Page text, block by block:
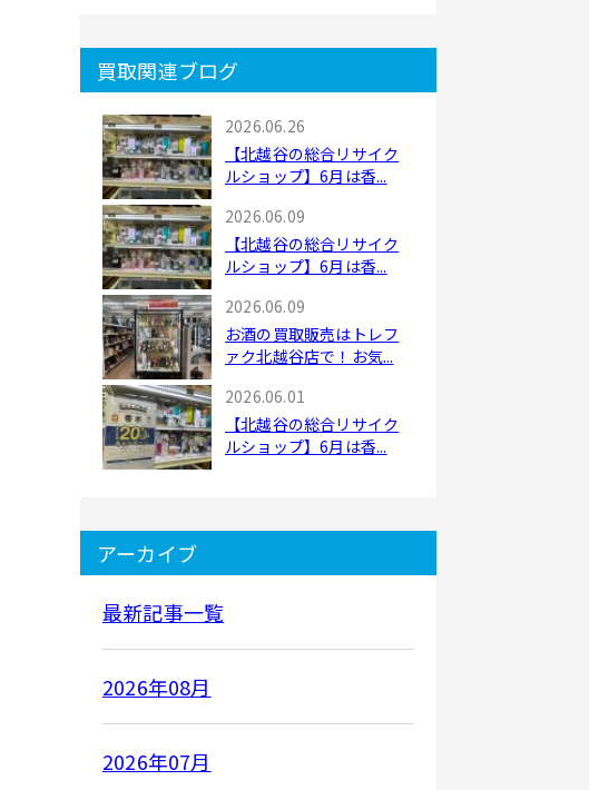
買取関連ブログ
2026.06.26
【北越谷の総合リサイク
ルショップ】6月は香...
2026.06.09
【北越谷の総合リサイク
ルショップ】6月は香...
2026.06.09
お酒の買取販売はトレフ
ァク北越谷店で！お気...
2026.06.01
【北越谷の総合リサイク
ルショップ】6月は香...
アーカイブ
最新記事一覧
2026年08月
2026年07月